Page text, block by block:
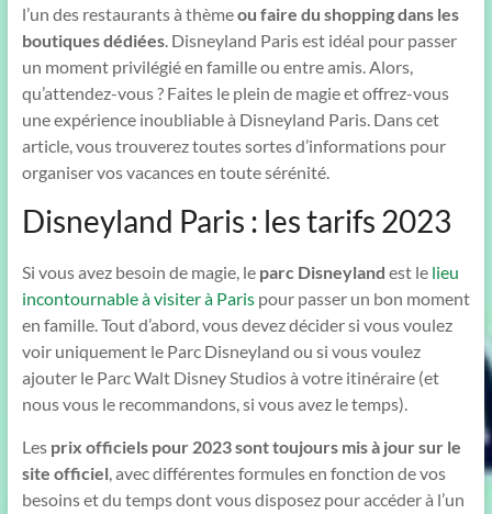
l’un des restaurants à thèmeou faire du shopping dans les
boutiques dédiées. Disneyland Paris est idéal pour passer
un moment privilégié en famille ou entre amis. Alors,
qu’attendez-vous ? Faites le plein de magie et offrez-vous
une expérience inoubliable à Disneyland Paris. Dans cet
article, vous trouverez toutes sortes d’informations pour
organiser vos vacances en toute sérénité.
Disneyland Paris : les tarifs 2023
Si vous avez besoin de magie, le parc Disneyland est le lieu
incontournable à visiter à Parispour passer un bon moment
en famille. Tout d’abord, vous devez décider si vous voulez
voir uniquement le Parc Disneyland ou si vous voulez
ajouter le Parc Walt Disney Studios à votre itinéraire (et
nous vous le recommandons, si vous avez le temps).
Les prix officiels pour 2023 sont toujours mis à jour sur le
site officiel, avec différentes formules en fonction de vos
besoins et du temps dont vous disposez pour accéder à l’un